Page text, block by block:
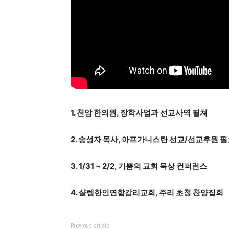
1. 천암 한의원, 장학사업과 선교사역 펼쳐
2. 송성자 목사, 아프가니스탄 선교/선교후원 필
3. 1/31 ~ 2/2, 기쁨의 교회 묵상 컨퍼런스
4. 샬렘한인연합감리교회, 주리 초청 찬양집회
Previous article